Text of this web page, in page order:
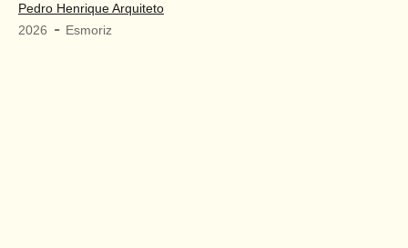
Pedro Henrique Arquiteto
2026 - Esmoriz